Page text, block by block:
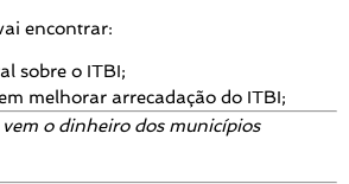
encontrar:
sobre o ITBI;
melhorar arrecadação do ITBI;
o dinheiro dos municípios